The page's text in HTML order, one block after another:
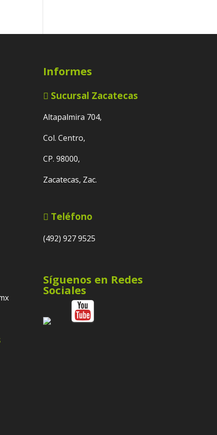
Informes
Sucursal Zacatecas
Altapalmira 704,
Col. Centro,
CP. 98000,
Zacatecas, Zac.
Teléfono
(492) 927 9525
Síguenos en Redes
Sociales